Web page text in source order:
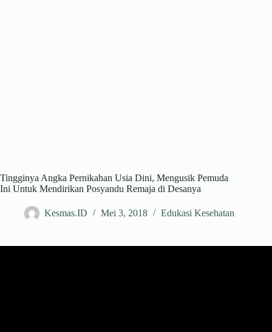
Tingginya Angka Pernikahan Usia Dini, Mengusik Pemuda
Ini Untuk Mendirikan Posyandu Remaja di Desanya
Kesmas.ID Mei 3, 2018 Edukasi Kesehatan